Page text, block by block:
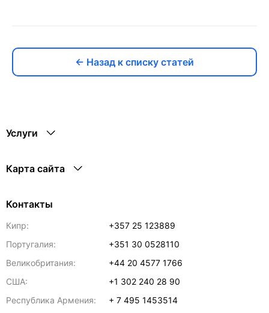
← Назад к списку статей
Услуги
Карта сайта
Контакты
Кипр:
+357 25 123889
Португалия:
+351 30 0528110
Великобритания:
+44 20 4577 1766
США:
+1 302 240 28 90
Республика Армения:
+ 7 495 1453514